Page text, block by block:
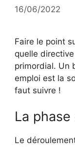
16/06/2022
Faire le point
quelle
primordial. Un
emploi est la
faut suivre !
La phase
Le